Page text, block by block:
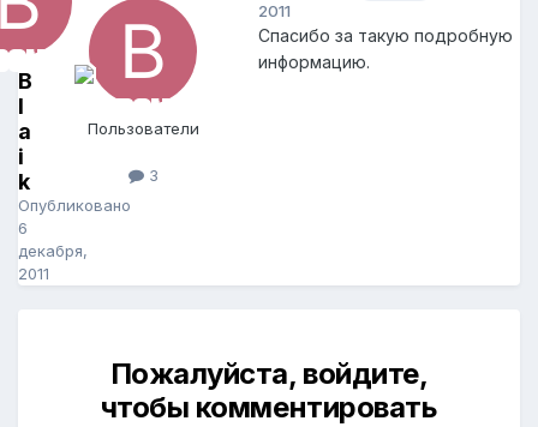
B
l
a
i
k
Опубликовано
6
декабря,
2011
Пользователи
3
2011
Спасибо за такую подробную
информацию.
Пожалуйста, войдите,
чтобы комментировать